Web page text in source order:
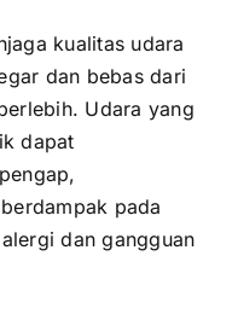
kualitas udara
dan bebas dari
Udara yang
dapat
pada
dan gangguan